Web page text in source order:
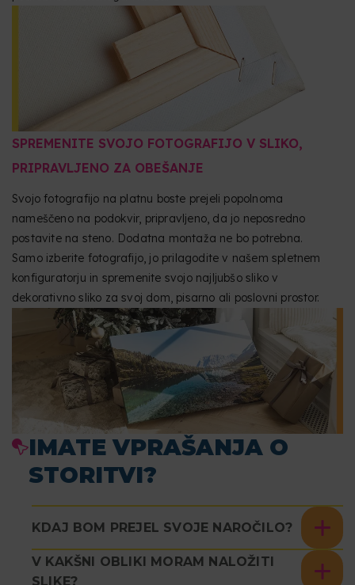
SPREMENITE SVOJO FOTOGRAFIJO V SLIKO,
PRIPRAVLJENO ZA OBEŠANJE
Svojo fotografijo na platnu boste prejeli popolnoma
nameščeno na podokvir, pripravljeno, da jo neposredno
postavite na steno. Dodatna montaža ne bo potrebna.
Samo izberite fotografijo, jo prilagodite v našem spletnem
konfiguratorju in spremenite svojo najljubšo sliko v
dekorativno sliko za svoj dom, pisarno ali poslovni prostor.
IMATE VPRAŠANJA O
STORITVI?
KDAJ BOM PREJEL SVOJE NAROČILO?
V KAKŠNI OBLIKI MORAM NALOŽITI
SLIKE?